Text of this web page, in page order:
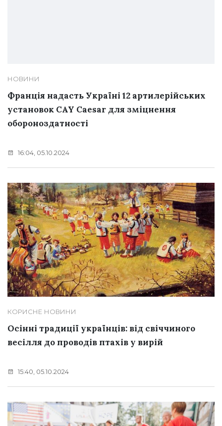
НОВИНИ
Франція надасть Україні 12 артилерійських
установок CAY Caesar для зміцнення
обороноздатності
16:04, 05.10.2024
КОРИСНЕ НОВИНИ
Осінні традиції українців: від свіччиного
весілля до проводів птахів у вирій
15:40, 05.10.2024